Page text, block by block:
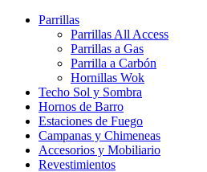
Parrillas
Parrillas All Access
Parrillas a Gas
Parrilla a Carbón
Hornillas Wok
Techo Sol y Sombra
Hornos de Barro
Estaciones de Fuego
Campanas y Chimeneas
Accesorios y Mobiliario
Revestimientos